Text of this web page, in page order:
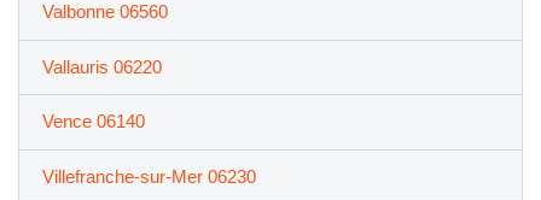
Valbonne 06560
Vallauris 06220
Vence 06140
Villefranche-sur-Mer 06230